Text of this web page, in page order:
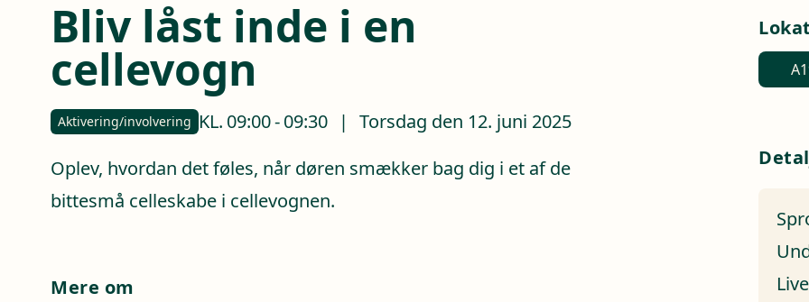
Bliv låst inde i en
cellevogn
Aktivering/involvering KL. 09:00-09:30 | Torsdag den 12. juni 2025
Oplev, hvordan det føles, når døren smækker bag dig i et af de
bittesmå celleskabe i cellevognen.
Mere om